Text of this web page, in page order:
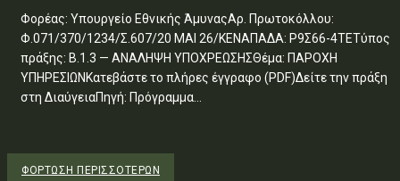
Φορέας: Υπουργείο Εθνικής ΆμυναςΑρ. Πρωτοκόλλου:
Φ.071/370/1234/Σ.607/20 ΜΑΙ 26/ΚΕΝΑΠΑΔΑ: Ρ9Σ66-4ΤΕΤύπος
πράξης: Β.1.3 — ΑΝΑΛΗΨΗ ΥΠΟΧΡΕΩΣΗΣΘέμα: ΠΑΡΟΧΗ
ΥΠΗΡΕΣΙΩΝΚατεβάστε το πλήρες έγγραφο (PDF)Δείτε την πράξη
στη ΔιαύγειαΠηγή: Πρόγραμμα...
ΦΌΡΤΩΣΗ ΠΕΡΙΣΣΟΤΈΡΩΝ